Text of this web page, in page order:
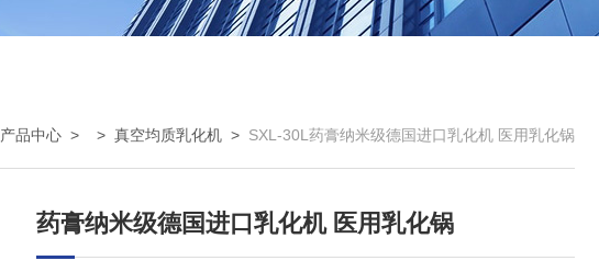
产品中心 > > 真空均质乳化机 > SXL-30L药膏纳米级德国进口乳化机 医用乳化锅
药膏纳米级德国进口乳化机 医用乳化锅